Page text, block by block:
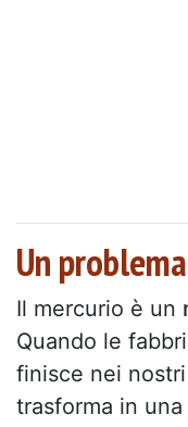
Un
Il mercurio è un
Quando le
finisce nei
trasforma in